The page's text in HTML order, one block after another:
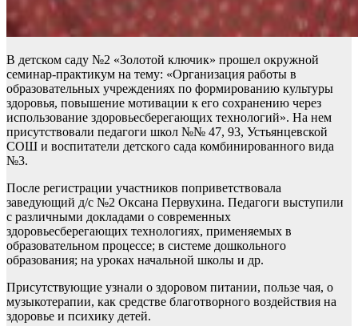
В детском саду №2 «Золотой ключик» прошел окружной
семинар-практикум на тему: «Организация работы в
образовательных учреждениях по формированию культуры
здоровья, повышение мотивации к его сохранению через
использование здоровьесберегающих технологий». На нем
присутствовали педагоги школ №№ 47, 93, Устьянцевской
СОШ и воспитатели детского сада комбинированного вида
№3.
После регистрации участников поприветствовала
заведующий д/с №2 Оксана Первухина. Педагоги выступили
с различными докладами о современных
здоровьесберегающих технологиях, применяемых в
образовательном процессе; в системе дошкольного
образования; на уроках начальной школы и др.
Присутствующие узнали о здоровом питании, пользе чая, о
музыкотерапии, как средстве благотворного воздействия на
здоровье и психику детей.